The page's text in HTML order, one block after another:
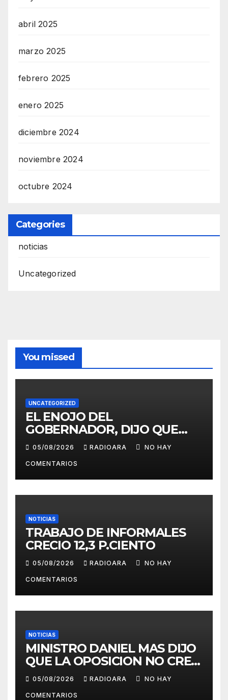
abril 2025
marzo 2025
febrero 2025
enero 2025
diciembre 2024
noviembre 2024
octubre 2024
Categories
noticias
Uncategorized
You missed
UNCATEGORIZED
EL ENOJO DEL
GOBERNADOR, DIJO QUE
COMO REGION NOS VAMOS A
REBELAR …
05/08/2026 RADIOARA NO HAY
COMENTARIOS
NOTICIAS
TRABAJO DE INFORMALES
CRECIO 12,3 P.CIENTO
05/08/2026 RADIOARA NO HAY
COMENTARIOS
NOTICIAS
MINISTRO DANIEL MAS DIJO
QUE LA OPOSICION NO CREE
EN EL CRECIMIENTO DE LA
ECONOMIA
05/08/2026 RADIOARA NO HAY
COMENTARIOS